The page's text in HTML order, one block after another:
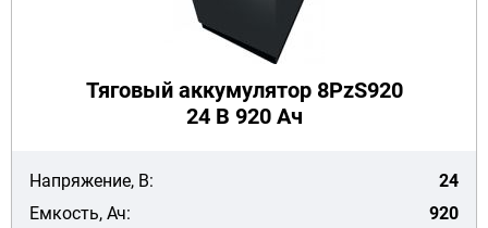
Тяговый аккумулятор 8PzS920
24 В 920 Ач
Напряжение, В:
24
Емкость, Ач:
920